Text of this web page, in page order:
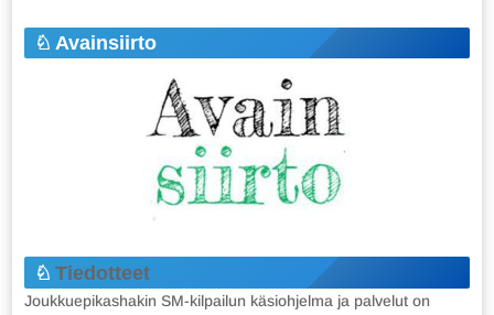
Avainsiirto
Tiedotteet
Joukkuepikashakin SM-kilpailun käsiohjelma ja palvelut on